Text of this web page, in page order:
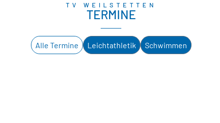
TV WEILSTETTEN
TERMINE
Leichtathletik Schwimmen
Alle Termine